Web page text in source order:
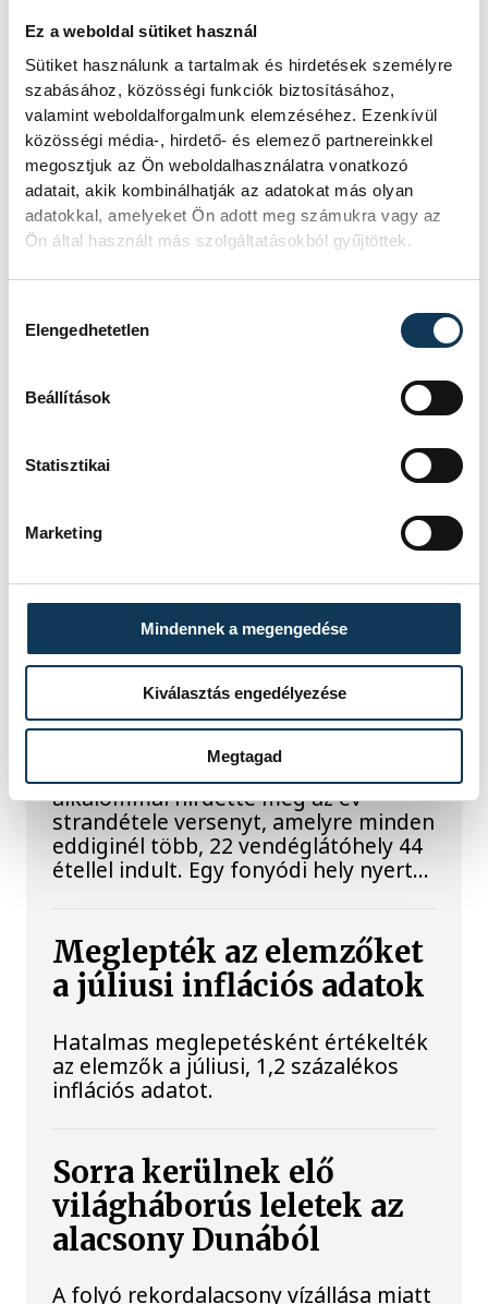
Ez a weboldal sütiket használ
Sütiket használunk a tartalmak és hirdetések személyre
szabásához, közösségi funkciók biztosításához,
valamint weboldalforgalmunk elemzéséhez. Ezenkívül
közösségi média-, hirdető- és elemező partnereinkkel
megosztjuk az Ön weboldalhasználatra vonatkozó
adatait, akik kombinálhatják az adatokat más olyan
adatokkal, amelyeket Ön adott meg számukra vagy az
Ön által használt más szolgáltatásokból gyűjtöttek.
Elengedhetetlen
Beállítások
Statisztikai
Marketing
Mindennek a megengedése
Kiválasztás engedélyezése
Megtagad
üssön rendesen!
Aki lemaradt a tavalyi Arénás Jazz+Az
koncertről, most a VeszprémFesten
pótolhatta az élményt, és jól is tette, mert
előre láthatólag hosszú ideig megint nem
láthatjuk a formációt. Egy húsz évvel
ezelőtt feloszlott, mégis rendkívül „mai”
együttes koncertjén jártunk…
KÖZÉLET
Egy furcsa halkonzerv
lett az Év Strandétele -
mutatjuk!
A Balatoni Kör idén tizenkettedik
alkalommal hirdette meg az év
strandétele versenyt, amelyre minden
eddiginél több, 22 vendéglátóhely 44
étellel indult. Egy fonyódi hely nyert...
Meglepték az elemzőket
a júliusi inflációs adatok
Hatalmas meglepetésként értékelték
az elemzők a júliusi, 1,2 százalékos
inflációs adatot.
Sorra kerülnek elő
világháborús leletek az
alacsony Dunából
A folyó rekordalacsony vízállása miatt